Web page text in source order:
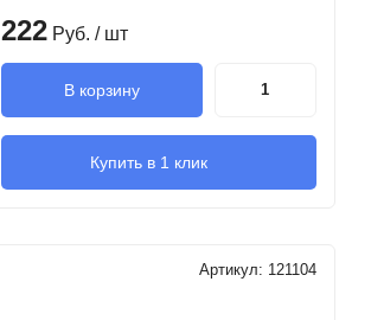
222 Руб. / шт
В корзину
Купить в 1 клик
Артикул: 121104